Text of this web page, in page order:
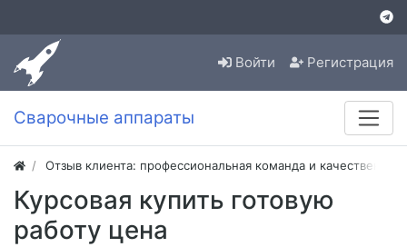
Войти Регистрация
Сварочные аппараты
Отзыв клиента: профессиональная команда и
Курсовая купить готовую
работу цена